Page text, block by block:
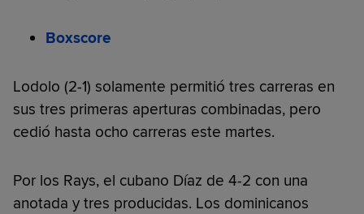
Boxscore
Lodolo (2-1) solamente permitió tres carreras en
sus tres primeras aperturas combinadas, pero
cedió hasta ocho carreras este martes.
Por los Rays, el cubano Díaz de 4-2 con una
anotada y tres producidas. Los dominicanos